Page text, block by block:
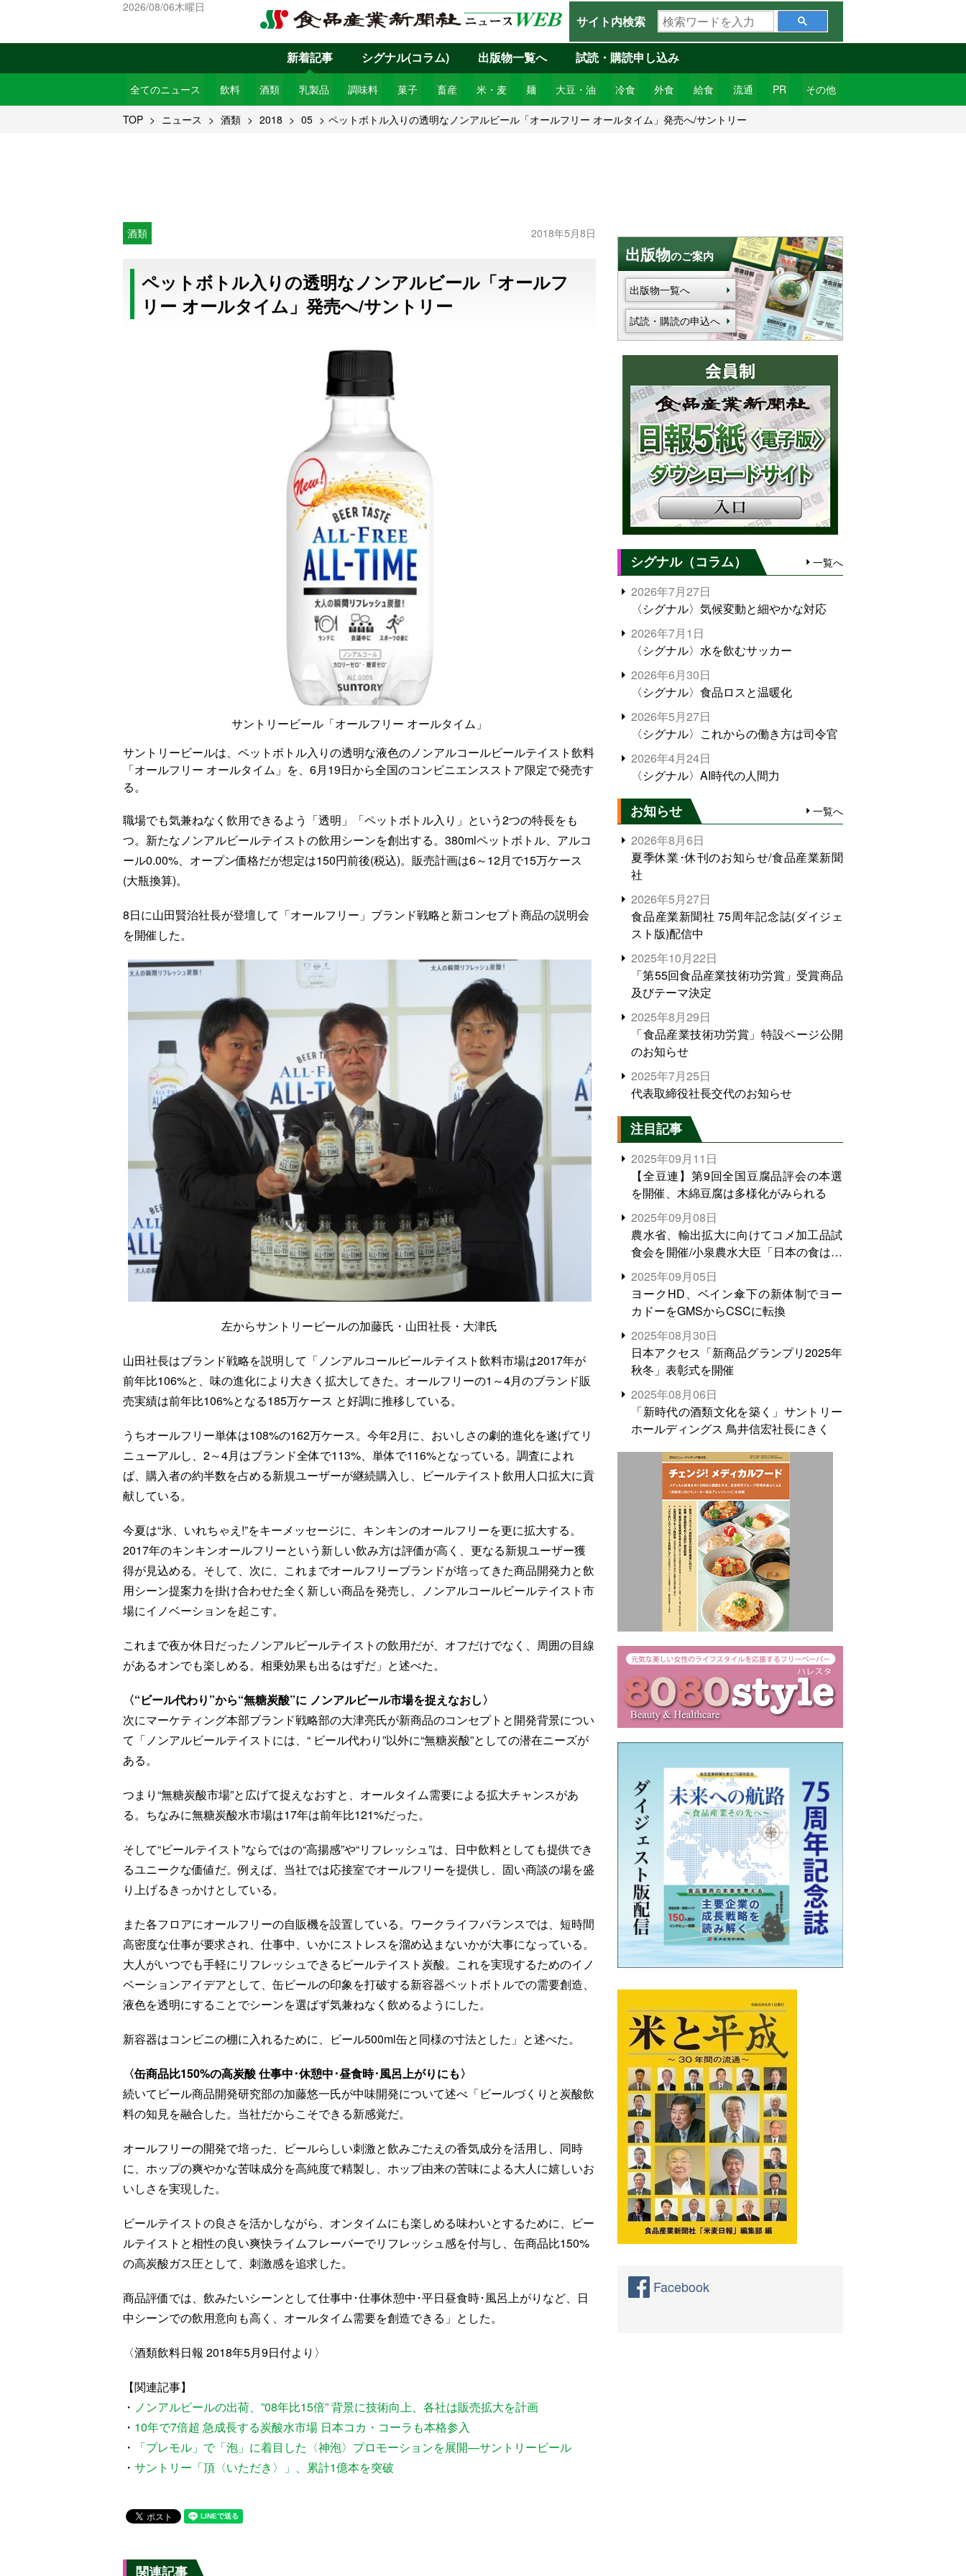
2026/08/06木曜日
サイト内検索
検
索
ワ
ー
ド
を
入
新着記事
全てのニュース 飲料 酒類 乳製品 調味料 菓子 畜産 米・麦 麺 大豆・油 冷食 外食 給食 流通 PR その他
シグナル(コラム) 出版物一覧へ 試読・購読申し込み
TOP ニュース 酒類 2018 05 ペットボトル入りの透明なノンアルビール「オールフリー オールタイム」発売へ/サントリー
酒類 2018年5月8日
ペットボトル入りの透明なノンアルビール「オールフ
リー オールタイム」発売へ/サントリー
サントリービール「オールフリー オールタイム」
サントリービールは、ペットボトル入りの透明な液色のノンアルコールビールテイスト飲料
「オールフリー オールタイム」を、6月19日から全国のコンビニエンスストア限定で発売す
る。
職場でも気兼ねなく飲用できるよう「透明」「ペットボトル入り」という2つの特長をも
つ。新たなノンアルビールテイストの飲用シーンを創出する。380mlペットボトル、アルコ
ール0.00%、オープン価格だが想定は150円前後(税込)。販売計画は6～12月で15万ケース
(大瓶換算)。
8日に山田賢治社長が登壇して「オールフリー」ブランド戦略と新コンセプト商品の説明会
を開催した。
左からサントリービールの加藤氏・山田社長・大津氏
山田社長はブランド戦略を説明して「ノンアルコールビールテイスト飲料市場は2017年が
前年比106%と、味の進化により大きく拡大してきた。オールフリーの1～4月のブランド販
売実績は前年比106%となる185万ケース と好調に推移している。
うちオールフリー単体は108%の162万ケース。今年2月に、おいしさの劇的進化を遂げてリ
ニューアルし、2～4月はブランド全体で113%、単体で116%となっている。調査によれ
ば、購入者の約半数を占める新規ユーザーが継続購入し、ビールテイスト飲用人口拡大に貢
献している。
今夏は“氷、いれちゃえ!”をキーメッセージに、キンキンのオールフリーを更に拡大する。
2017年のキンキンオールフリーという新しい飲み方は評価が高く、更なる新規ユーザー獲
得が見込める。そして、次に、これまでオールフリーブランドが培ってきた商品開発力と飲
用シーン提案力を掛け合わせた全く新しい商品を発売し、ノンアルコールビールテイスト市
場にイノベーションを起こす。
これまで夜か休日だったノンアルビールテイストの飲用だが、オフだけでなく、周囲の目線
があるオンでも楽しめる。相乗効果も出るはずだ」と述べた。
〈“ビール代わり”から“無糖炭酸”に ノンアルビール市場を捉えなおし〉
次にマーケティング本部ブランド戦略部の大津亮氏が新商品のコンセプトと開発背景につい
て「ノンアルビールテイストには、“ ビール代わり”以外に“無糖炭酸”としての潜在ニーズが
ある。
つまり“無糖炭酸市場”と広げて捉えなおすと、オールタイム需要による拡大チャンスがあ
る。ちなみに無糖炭酸水市場は17年は前年比121%だった。
そして“ビールテイスト”ならではの“高揚感”や“リフレッシュ”は、日中飲料としても提供でき
るユニークな価値だ。例えば、当社では応接室でオールフリーを提供し、固い商談の場を盛
り上げるきっかけとしている。
また各フロアにオールフリーの自販機を設置している。ワークライフバランスでは、短時間
高密度な仕事が要求され、仕事中、いかにストレスを溜め込まないかが大事になっている。
大人がいつでも手軽にリフレッシュできるビールテイスト炭酸。これを実現するためのイノ
ベーションアイデアとして、缶ビールの印象を打破する新容器ペットボトルでの需要創造、
液色を透明にすることでシーンを選ばず気兼ねなく飲めるようにした。
新容器はコンビニの棚に入れるために、ビール500ml缶と同様の寸法とした」と述べた。
〈缶商品比150%の高炭酸 仕事中･休憩中･昼食時･風呂上がりにも〉
続いてビール商品開発研究部の加藤悠一氏が中味開発について述べ「ビールづくりと炭酸飲
料の知見を融合した。当社だからこそできる新感覚だ。
オールフリーの開発で培った、ビールらしい刺激と飲みごたえの香気成分を活用し、同時
に、ホップの爽やかな苦味成分を高純度で精製し、ホップ由来の苦味による大人に嬉しいお
いしさを実現した。
ビールテイストの良さを活かしながら、オンタイムにも楽しめる味わいとするために、ビー
ルテイストと相性の良い爽快ライムフレーバーでリフレッシュ感を付与し、缶商品比150%
の高炭酸ガス圧として、刺激感を追求した。
商品評価では、飲みたいシーンとして仕事中･仕事休憩中･平日昼食時･風呂上がりなど、日
中シーンでの飲用意向も高く、オールタイム需要を創造できる」とした。
〈酒類飲料日報 2018年5月9日付より〉
【関連記事】
・ ノンアルビールの出荷、”08年比15倍” 背景に技術向上、各社は販売拡大を計画
・ 10年で7倍超 急成長する炭酸水市場 日本コカ・コーラも本格参入
・
「プレモル」で「泡」に着目した〈神泡〉プロモーションを展開―サントリービール
・ サントリー「頂〈いただき〉」、累計1億本を突破
関連記事
出版物のご案内
出版物一覧へ
試読・購読の申込へ
シグナル（コラム） 一覧へ
2026年7月27日
〈シグナル〉気候変動と細やかな対応
2026年7月1日
〈シグナル〉水を飲むサッカー
2026年6月30日
〈シグナル〉食品ロスと温暖化
2026年5月27日
〈シグナル〉これからの働き方は司令官
2026年4月24日
〈シグナル〉AI時代の人間力
お知らせ 一覧へ
2026年8月6日
夏季休業･休刊のお知らせ/食品産業新聞
社
2026年5月27日
食品産業新聞社 75周年記念誌(ダイジェ
スト版)配信中
2025年10月22日
「第55回食品産業技術功労賞」受賞商品
及びテーマ決定
2025年8月29日
「食品産業技術功労賞」特設ページ公開
のお知らせ
2025年7月25日
代表取締役社長交代のお知らせ
注目記事
2025年09月11日
【全豆連】第9回全国豆腐品評会の本選
を開催、木綿豆腐は多様化がみられる
2025年09月08日
農水省、輸出拡大に向けてコメ加工品試
食会を開催/小泉農水大臣「日本の食は世
界でトップをとれる。米増産に向けて、
米輸出需要の拡大を」
2025年09月05日
ヨークHD、ベイン傘下の新体制でヨー
カドーをGMSからCSCに転換
2025年08月30日
日本アクセス「新商品グランプリ2025年
秋冬」表彰式を開催
2025年08月06日
「新時代の酒類文化を築く」サントリー
ホールディングス 鳥井信宏社長にきく
Facebook